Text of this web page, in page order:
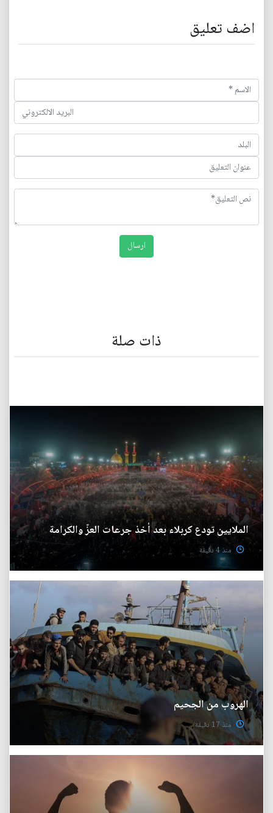
اضف تعليق
ذات صلة
الملايين تودع كربلاء بعد أخذ جرعات العزّ والكرامة
منذ 4 دقيقة
الهروب من الجحيم
منذ 17 دقيقة